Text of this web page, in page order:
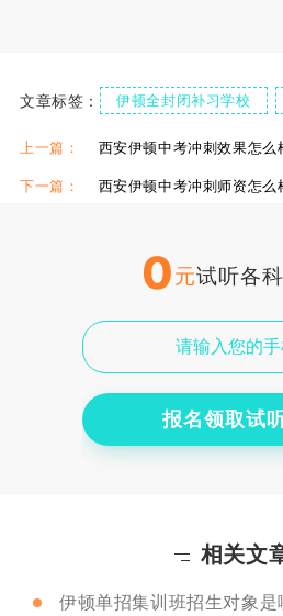
文章标签： 伊顿全封闭补习学校
伊顿单招复读学校
上一篇： 西安伊顿中考冲刺效果怎
下一篇： 西安伊顿中考冲刺师资怎么
0元试听各
报名领取试
相关文